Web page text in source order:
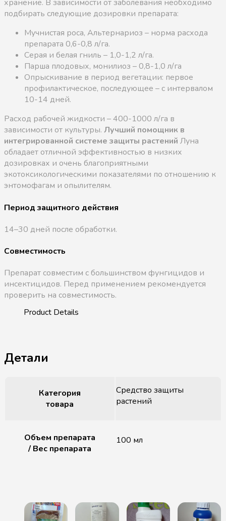
хранение. В зависимости от заболевания необходимо
подбирать следующие дозировки препарата:
Мучнистая роса, Альтернариоз – норма расхода
препарата 0,6-0,8 л/га.
Серая и белая гниль – 1,0-1,2 л/га.
Парша плодовых, монилиоз – 0,8-1,0 л/га
Опрыскивание в период вегетации: первое
профилактическое, последующее – с интервалом
10-14 дней.
Расход рабочей жидкости – 400-1000 л/га в
зависимости от культуры. Лучший помощник в
интегрированной системе защиты растений Луна
обладает отличной эффективностью в низких
дозировках и очень благоприятными
экотоксикологическими показателями по отношению к
энтомофагам и опылителям.
Период защитного действия
14–30 дней после обработки.
Совместимость
Препарат совместим с большинством фунгицидов и
инсектицидов. Перед применением рекомендуется
проверить на совместимость.
Детали
Категория
товара
Средство защиты
растений
Объем препарата
/ Вес препарата
100 мл